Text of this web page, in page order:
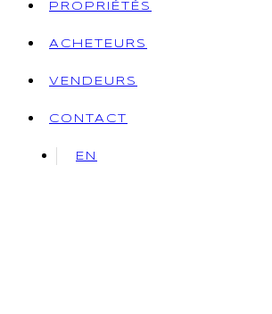
PROPRIÉTÉS
ACHETEURS
VENDEURS
CONTACT
EN